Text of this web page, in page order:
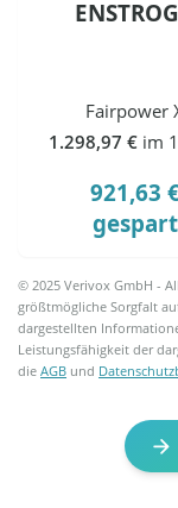
Fairpower
1.298,97 € im
921,63
gespart
© 2025 Verivox GmbH -
größtmögliche Sorgfalt
dargestellten
Leistungsfähigkeit der
dieAGB und